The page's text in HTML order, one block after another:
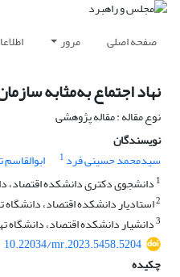
صفحه اصلی مرور
نهاد اجتماع به‌مثابه
نوع مقاله : مقاله پژوهشی
نویسندگان
سیدمحمد حسینی فرد 1
1 دانشجوی دکتری دانشکده اقتصاد،
2استادیار دانشکده اقتصاد، دانشگاه
3دانشیار دانشکده اقتصاد، دانشگاه
10.22034/mr.2023.5458.5204
چکیده